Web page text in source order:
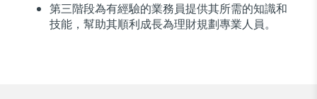
第三階段為有經驗的業務員提供其所需的知識和
技能，幫助其順利成長為理財規劃專業人員。